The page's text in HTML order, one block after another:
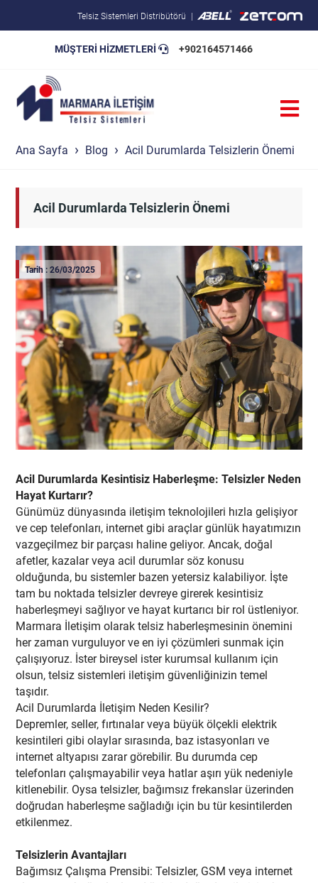
Telsiz Sistemleri Distribütörü
MÜŞTERİ HİZMETLERİ +902164571466
Ana Sayfa Blog Acil Durumlarda Telsizlerin Önemi
Acil Durumlarda Telsizlerin Önemi
Tarih : 26/03/2025
Acil Durumlarda Kesintisiz Haberleşme: Telsizler Neden
Hayat Kurtarır?
Günümüz dünyasında iletişim teknolojileri hızla gelişiyor
ve cep telefonları, internet gibi araçlar günlük hayatımızın
vazgeçilmez bir parçası haline geliyor. Ancak, doğal
afetler, kazalar veya acil durumlar söz konusu
olduğunda, bu sistemler bazen yetersiz kalabiliyor. İşte
tam bu noktada telsizler devreye girerek kesintisiz
haberleşmeyi sağlıyor ve hayat kurtarıcı bir rol üstleniyor.
Marmara İletişim olarak telsiz haberleşmesinin önemini
her zaman vurguluyor ve en iyi çözümleri sunmak için
çalışıyoruz. İster bireysel ister kurumsal kullanım için
olsun, telsiz sistemleri iletişim güvenliğinizin temel
taşıdır.
Acil Durumlarda İletişim Neden Kesilir?
Depremler, seller, fırtınalar veya büyük ölçekli elektrik
kesintileri gibi olaylar sırasında, baz istasyonları ve
internet altyapısı zarar görebilir. Bu durumda cep
telefonları çalışmayabilir veya hatlar aşırı yük nedeniyle
kitlenebilir. Oysa telsizler, bağımsız frekanslar üzerinden
doğrudan haberleşme sağladığı için bu tür kesintilerden
etkilenmez.
Telsizlerin Avantajları
Bağımsız Çalışma Prensibi: Telsizler, GSM veya internet